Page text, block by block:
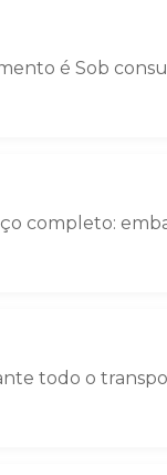
é Sob
completo:
todo o